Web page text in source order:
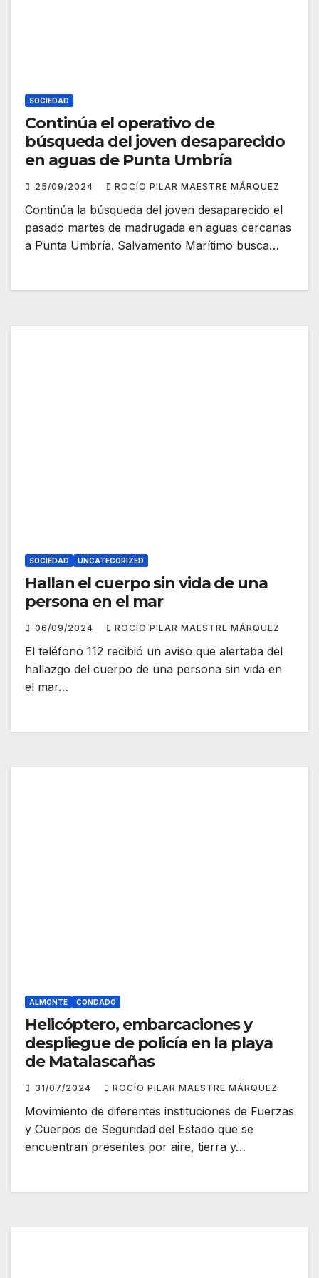
SOCIEDAD
Continúa el operativo de
búsqueda del joven desaparecido
en aguas de Punta Umbría
25/09/2024 ROCÍO PILAR MAESTRE MÁRQUEZ
Continúa la búsqueda del joven desaparecido el
pasado martes de madrugada en aguas cercanas
a Punta Umbría. Salvamento Marítimo busca…
SOCIEDAD UNCATEGORIZED
Hallan el cuerpo sin vida de una
persona en el mar
06/09/2024 ROCÍO PILAR MAESTRE MÁRQUEZ
El teléfono 112 recibió un aviso que alertaba del
hallazgo del cuerpo de una persona sin vida en
el mar…
ALMONTE CONDADO
Helicóptero, embarcaciones y
despliegue de policía en la playa
de Matalascañas
31/07/2024 ROCÍO PILAR MAESTRE MÁRQUEZ
Movimiento de diferentes instituciones de Fuerzas
y Cuerpos de Seguridad del Estado que se
encuentran presentes por aire, tierra y…